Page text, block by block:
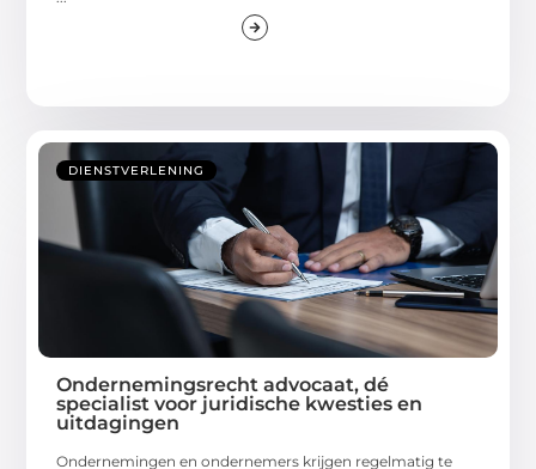
DIENSTVERLENING
Ondernemingsrecht advocaat, dé
specialist voor juridische kwesties en
uitdagingen
Ondernemingen en ondernemers krijgen regelmatig te